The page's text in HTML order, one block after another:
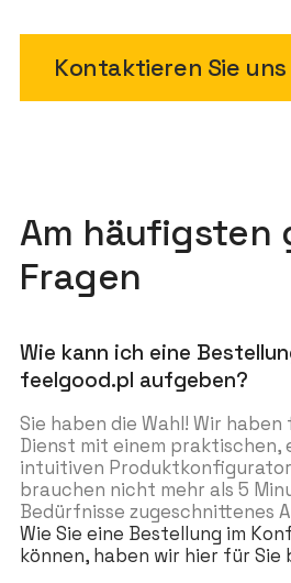
Kontaktieren Sie uns
Am häufigsten
Fragen
Wie kann ich eine
feelgood.pl aufgeben?
Sie haben die Wahl! Wir haben
Dienst mit einem praktischen,
intuitiven
brauchen nicht mehr als 5
Bedürfnisse zugeschnittenes
Wie Sie eine Bestellung im
können, haben wir hier für Sie